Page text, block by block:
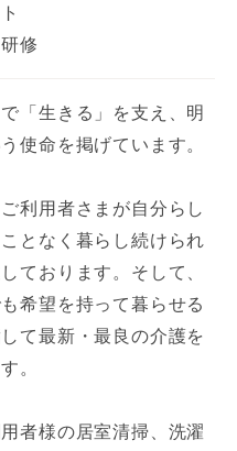
修
「生きる」を支え、明
使命を掲げています。
利用者さまが自分らし
となく暮らし続けられ
ております。そして、
希望を持って暮らせる
て最新・最良の介護を
。
者様の居室清掃、洗濯